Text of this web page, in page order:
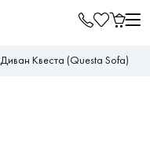
Диван Квеста (Questa Sofa)